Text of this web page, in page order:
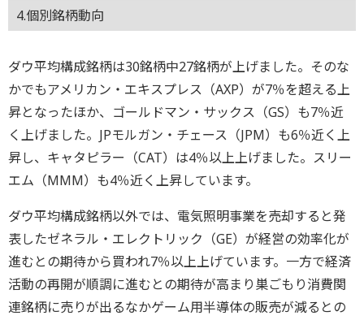
4.個別銘柄動向
ダウ平均構成銘柄は30銘柄中27銘柄が上げました。そのな
かでもアメリカン・エキスプレス（AXP）が7％を超える上
昇となったほか、ゴールドマン・サックス（GS）も7％近
く上げました。JPモルガン・チェース（JPM）も6％近く上
昇し、キャタピラー（CAT）は4％以上上げました。スリー
エム（MMM）も4％近く上昇しています。
ダウ平均構成銘柄以外では、電気照明事業を売却すると発
表したゼネラル・エレクトリック（GE）が経営の効率化が
進むとの期待から買われ7％以上上げています。一方で経済
活動の再開が順調に進むとの期待が高まり巣ごもり消費関
連銘柄に売りが出るなかゲーム用半導体の販売が減るとの